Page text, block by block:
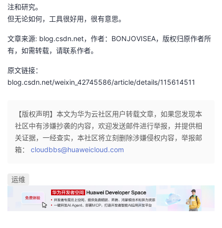
注和研究。
但无论如何，工具很好用，很有意思。
文章来源: blog.csdn.net，作者：BONJOVISEA，版权归原作者所
有，如需转载，请联系作者。
原文链接：
blog.csdn.net/weixin_42745586/article/details/115614511
【版权声明】本文为华为云社区用户转载文章，如果您发现本
社区中有涉嫌抄袭的内容，欢迎发送邮件进行举报，并提供相
关证据，一经查实，本社区将立刻删除涉嫌侵权内容，举报邮
箱： cloudbbs@huaweicloud.com
运维